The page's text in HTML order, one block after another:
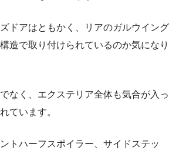
ドアはともかく、リアのガルウイング
造で取り付けられているのか気になり
なく、エクステリア全体も気合が入っ
ています。
トハーフスポイラー、サイドステッ